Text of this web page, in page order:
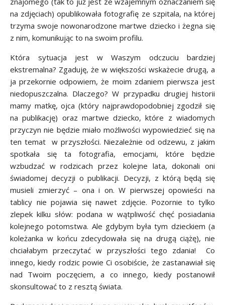
na zdjęciach) opublikowała fotografię ze szpitala, na której
trzyma swoje nowonarodzone martwe dziecko i żegna się
z nim, komunikując to na swoim profilu.
Która sytuacja jest w Waszym odczuciu bardziej
ekstremalna? Zgaduję, że w większości wskażecie drugą, a
ja przekornie odpowiem, że moim zdaniem pierwsza jest
niedopuszczalna. Dlaczego? W przypadku drugiej historii
mamy matkę, ojca (który najprawdopodobniej zgodził się
na publikację) oraz martwe dziecko, które z wiadomych
przyczyn nie będzie miało możliwości wypowiedzieć się na
ten temat w przyszłości. Niezależnie od odzewu, z jakim
spotkała się ta fotografia, emocjami, które będzie
wzbudzać w rodzicach przez kolejne lata, dokonali oni
świadomej decyzji o publikacji. Decyzji, z którą będą się
musieli zmierzyć – ona i on. W pierwszej opowieści na
tablicy nie pojawia się nawet zdjęcie. Pozornie to tylko
zlepek kilku słów: podana w wątpliwość chęć posiadania
kolejnego potomstwa. Ale gdybym była tym dzieckiem (a
koleżanka w końcu zdecydowała się na drugą ciążę), nie
chciałabym przeczytać w przyszłości tego zdania! Co
innego, kiedy rodzic powie Ci osobiście, że zastanawiał się
nad Twoim poczęciem, a co innego, kiedy postanowił
skonsultować to z resztą świata.